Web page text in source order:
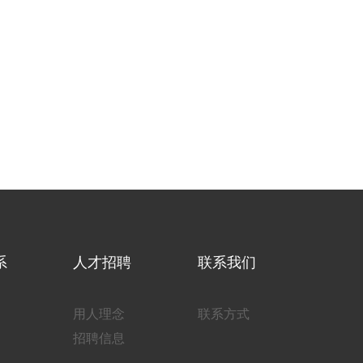
人才招聘
用人理念
招聘信息
联系我们
联系方式